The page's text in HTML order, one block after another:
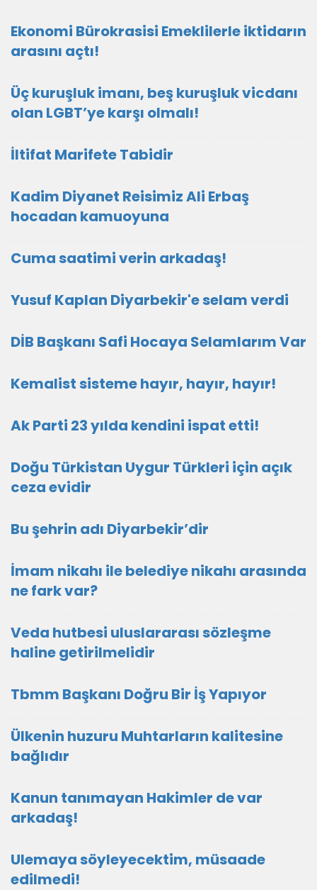
Ekonomi Bürokrasisi Emeklilerle iktidarın
arasını açtı!
Üç kuruşluk imanı, beş kuruşluk vicdanı
olan LGBT’ye karşı olmalı!
İltifat Marifete Tabidir
Kadim Diyanet Reisimiz Ali Erbaş
hocadan kamuoyuna
Cuma saatimi verin arkadaş!
Yusuf Kaplan Diyarbekir'e selam verdi
DİB Başkanı Safi Hocaya Selamlarım Var
Kemalist sisteme hayır, hayır, hayır!
Ak Parti 23 yılda kendini ispat etti!
Doğu Türkistan Uygur Türkleri için açık
ceza evidir
Bu şehrin adı Diyarbekir’dir
İmam nikahı ile belediye nikahı arasında
ne fark var?
Veda hutbesi uluslararası sözleşme
haline getirilmelidir
Tbmm Başkanı Doğru Bir İş Yapıyor
Ülkenin huzuru Muhtarların kalitesine
bağlıdır
Kanun tanımayan Hakimler de var
arkadaş!
Ulemaya söyleyecektim, müsaade
edilmedi!